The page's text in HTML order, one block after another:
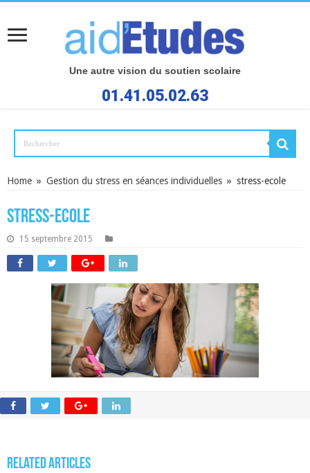
Une autre vision du soutien scolaire
01.41.05.02.63
Home » Gestion du stress en séances individuelles » stress-ecole
stress-ecole
15 septembre 2015
Related Articles